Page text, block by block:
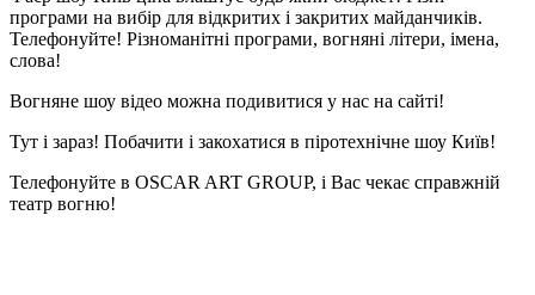
програми на вибір для відкритих і закритих майданчиків.
Телефонуйте! Різноманітні програми, вогняні літери, імена,
слова!
Вогняне шоу відео можна подивитися у нас на сайті!
Тут і зараз! Побачити і закохатися в піротехнічне шоу Київ!
Телефонуйте в OSCAR ART GROUP, і Вас чекає справжній
театр вогню!